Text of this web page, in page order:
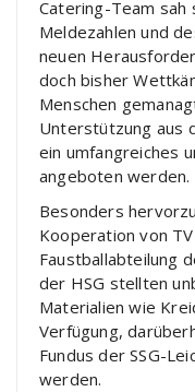
Catering-Team sah
Meldezahlen und
neuen
doch bisher
Menschen
Unterstützung aus
ein umfangreiches
angeboten werden.
Besonders
Kooperation von
Faustballabteilung
der HSG stellten
Materialien wie
Verfügung,
Fundus der SSG-
werden.